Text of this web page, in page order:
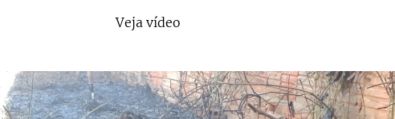
Veja vídeo